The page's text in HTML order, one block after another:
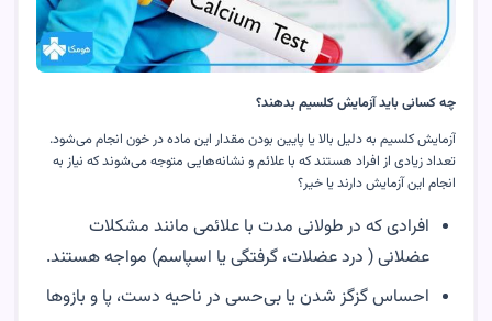
چه کسانی باید آزمایش کلسیم بدهند؟
آزمایش کلسیم به دلیل بالا یا پایین بودن مقدار این ماده در خون انجام می‌شود.
تعداد زیادی از افراد هستند که با علائم و نشانه‌هایی متوجه می‌شوند که نیاز به
انجام این آزمایش دارند یا خیر؟
افرادی که در طولانی مدت با علائمی مانند مشکلات
عضلانی ( درد عضلات، گرفتگی یا اسپاسم) مواجه هستند.
احساس گزگز شدن یا بی‌حسی در ناحیه دست، پا و بازوها